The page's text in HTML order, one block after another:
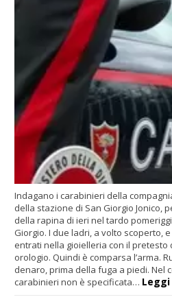
Indagano i carabinieri della
della stazione di San Giorgio Jonico,
della rapina di ieri nel tardo
Giorgio. I due ladri, a volto scoperto,
entrati nella gioielleria con il
orologio. Quindi è comparsa l’arma.
denaro, prima della fuga a piedi. Nel
carabinieri non è specificata…